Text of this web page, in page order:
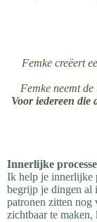
Femke creëert
Femke neemt
Voor iedereen die
Innerlijke
Ik help je innerlijke
begrijp je dingen al
patronen zitten
zichtbaar te maken,